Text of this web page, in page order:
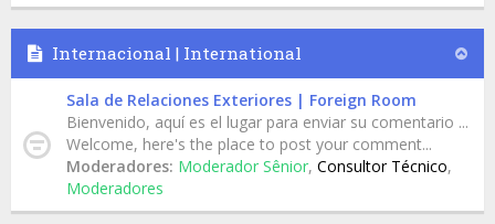
Internacional | International
Sala de Relaciones Exteriores | Foreign Room
Bienvenido, aquí es el lugar para enviar su comentario ...
Welcome, here's the place to post your comment...
Moderadores: Moderador Sênior, Consultor Técnico,
Moderadores